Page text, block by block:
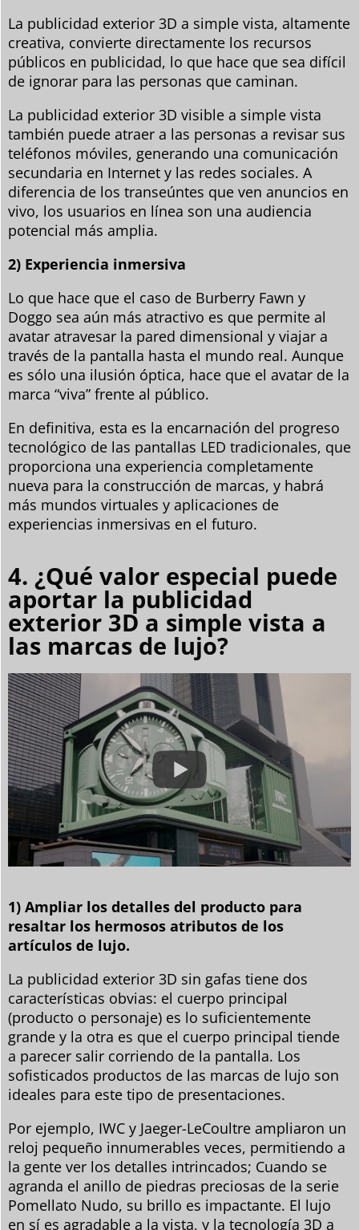
La publicidad exterior 3D a simple vista, altamente
creativa, convierte directamente los recursos
públicos en publicidad, lo que hace que sea difícil
de ignorar para las personas que caminan.
La publicidad exterior 3D visible a simple vista
también puede atraer a las personas a revisar sus
teléfonos móviles, generando una comunicación
secundaria en Internet y las redes sociales. A
diferencia de los transeúntes que ven anuncios en
vivo, los usuarios en línea son una audiencia
potencial más amplia.
2) Experiencia inmersiva
Lo que hace que el caso de Burberry Fawn y
Doggo sea aún más atractivo es que permite al
avatar atravesar la pared dimensional y viajar a
través de la pantalla hasta el mundo real. Aunque
es sólo una ilusión óptica, hace que el avatar de la
marca “viva” frente al público.
En definitiva, esta es la encarnación del progreso
tecnológico de las pantallas LED tradicionales, que
proporciona una experiencia completamente
nueva para la construcción de marcas, y habrá
más mundos virtuales y aplicaciones de
experiencias inmersivas en el futuro.
4. ¿Qué valor especial puede
aportar la publicidad
exterior 3D a simple vista a
las marcas de lujo?
1) Ampliar los detalles del producto para
resaltar los hermosos atributos de los
artículos de lujo.
La publicidad exterior 3D sin gafas tiene dos
características obvias: el cuerpo principal
(producto o personaje) es lo suficientemente
grande y la otra es que el cuerpo principal tiende
a parecer salir corriendo de la pantalla. Los
sofisticados productos de las marcas de lujo son
ideales para este tipo de presentaciones.
Por ejemplo, IWC y Jaeger-LeCoultre ampliaron un
reloj pequeño innumerables veces, permitiendo a
la gente ver los detalles intrincados; Cuando se
agranda el anillo de piedras preciosas de la serie
Pomellato Nudo, su brillo es impactante. El lujo
en sí es agradable a la vista, y la tecnología 3D a